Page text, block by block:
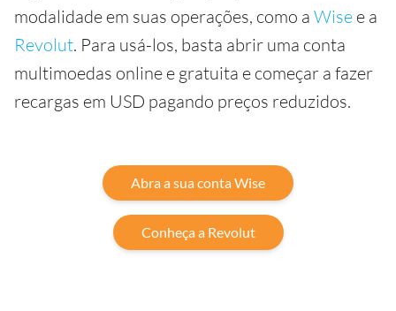
modalidade em suas operações, como a Wise e a
Revolut. Para usá-los, basta abrir uma conta
multimoedas online e gratuita e começar a fazer
recargas em USD pagando preços reduzidos.
Abra a sua conta Wise
Conheça a Revolut